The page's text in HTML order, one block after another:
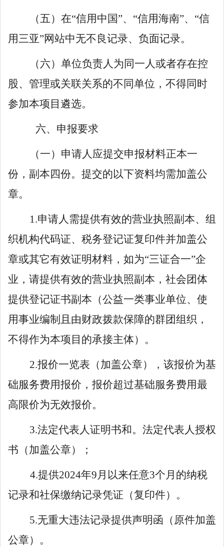
（五）在“信用中国”、 “信用海南”、 “信
用三亚”网站中无不良记录、负面记录。
（六）单位负责人为同一人或者存在控
股、管理或关联关系的不同单位，不得同时
参加本项目遴选。
六、申报要求
（一）申请人应提交申报材料正本一
份，副本四份。提交的以下资料均需加盖公
章。
1.申请人需提供有效的营业执照副本、组
织机构代码证、税务登记证复印件并加盖公
章或其它有效证明材料，如为“三证合一”企
业，请提供有效的营业执照副本，社会团体
提供登记证书副本（公益一类事业单位、使
用事业编制且由财政拨款保障的群团组织，
不得作为本项目的承接主体）。
2.报价一览表（加盖公章），该报价为基
础服务费用报价，报价超过基础服务费用最
高限价为无效报价。
3.法定代表人证明书和。 法定代表人授权
书（加盖公章）；
4.提供2024年9 月以来任意3个月的纳税
记录和社保缴纳记录凭证（复印件） 。
5.无重大违法记录提供声明函（原件加盖
公章） 。